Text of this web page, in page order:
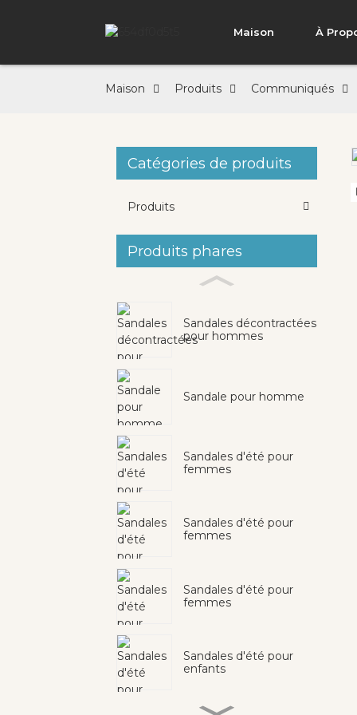
Maison À
Maison Produits Communiqués
Catégories de produits
Produits
Produits phares
Sandales décontractées
pour hommes
Sandale pour homme
Sandales d'été pour
femmes
Sandales d'été pour
femmes
Sandales d'été pour
femmes
Sandales d'été pour
enfants
Loading...
Loading...